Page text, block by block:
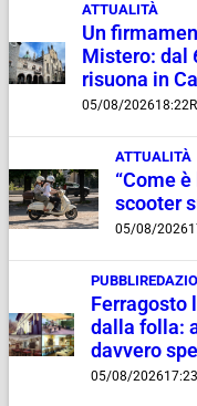
ATTUALITÀ
Un
Mistero: dal
risuona in
05/08/202618:22
ATTUALITÀ
“Come
scooter
05/08/2026
Ferragosto
dalla folla:
davvero
05/08/202617:23